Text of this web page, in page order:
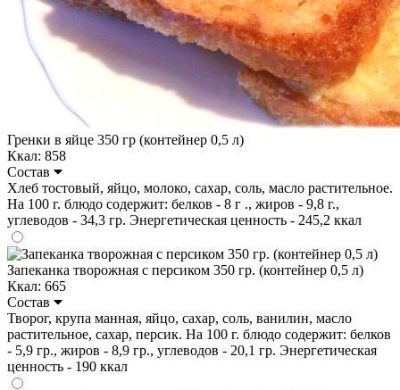
Гренки в яйце 350 гр (контейнер 0,5 л)
Ккал: 858
Состав
Хлеб тостовый, яйцо, молоко, сахар, соль, масло растительное.
На 100 г. блюдо содержит: белков - 8 г ., жиров - 9,8 г.,
углеводов - 34,3 гр. Энергетическая ценность - 245,2 ккал
Запеканка творожная с персиком 350 гр. (контейнер 0,5 л)
Ккал: 665
Состав
Творог, крупа манная, яйцо, сахар, соль, ванилин, масло
растительное, сахар, персик. На 100 г. блюдо содержит: белков
- 5,9 гр., жиров - 8,9 гр., углеводов - 20,1 гр. Энергетическая
ценность - 190 ккал